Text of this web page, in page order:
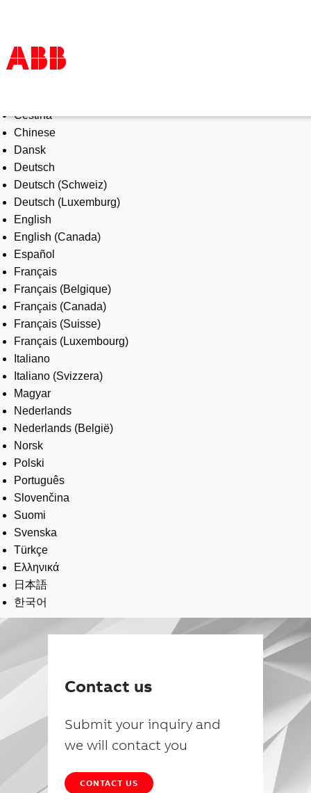
Products & Solutions
Industries
Services
About us
Where to buy
Contact us
Careers
Čeština
Chinese
Dansk
Deutsch
Deutsch (Schweiz)
Deutsch (Luxemburg)
English
English (Canada)
Español
Français
Français (Belgique)
Français (Canada)
Français (Suisse)
Français (Luxembourg)
Italiano
Italiano (Svizzera)
Magyar
Nederlands
Nederlands (België)
Norsk
Polski
Português
Slovenčina
Suomi
Svenska
Türkçe
Ελληνικά
日本語
한국어
Contact us
Submit your inquiry and
we will contact you
CONTACT US